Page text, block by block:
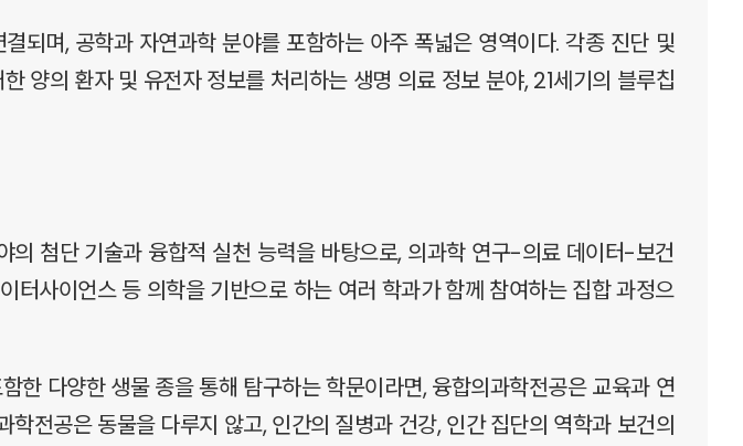
되며, 공학과 자연과학 분야를 포함하는 아주 폭넓은 영역이다. 각종 진단 및
양의 환자 및 유전자 정보를 처리하는 생명 의료 정보 분야, 21세기의 블루칩
첨단 기술과 융합적 실천 능력을 바탕으로, 의과학 연구-의료 데이터-보건
사이언스 등 의학을 기반으로 하는 여러 학과가 함께 참여하는 집합 과정으
한 다양한 생물 종을 통해 탐구하는 학문이라면, 융합의과학전공은 교육과 연
전공은 동물을 다루지 않고, 인간의 질병과 건강, 인간 집단의 역학과 보건의